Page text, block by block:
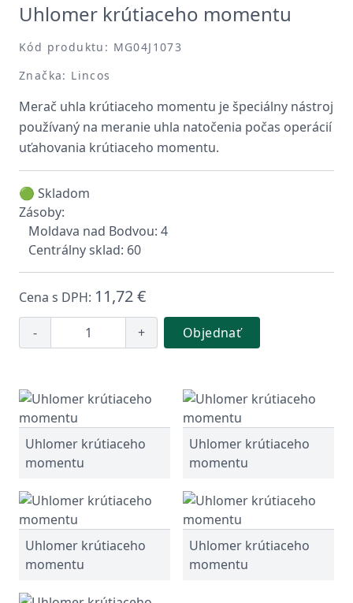
Uhlomer krútiaceho momentu
Kód produktu: MG04J1073
Značka: Lincos
Merač uhla krútiaceho momentu je špeciálny nástroj
používaný na meranie uhla natočenia počas operácií
uťahovania krútiaceho momentu.
🟢 Skladom
Zásoby:
Moldava nad Bodvou: 4
Centrálny sklad: 60
Cena s DPH: 11,72 €
- + Objednať
Uhlomer krútiaceho
momentu
Uhlomer krútiaceho
momentu
Uhlomer krútiaceho
momentu
Uhlomer krútiaceho
momentu